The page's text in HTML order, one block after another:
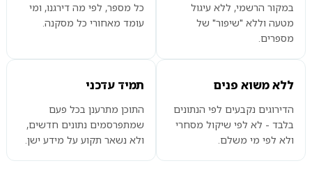
במקור הרשמי, ללא עיגול
מטעה וללא "שיפור" של
מספרים.
כל מספר, לפי מה דירגנו, ומי
עומד מאחורי כל מסקנה.
ללא משוא פנים
הדירוגים נקבעים לפי הנתונים
בלבד - לא לפי שיקול מסחרי
ולא לפי מי משלם.
תמיד עדכני
התוכן מתרענן בכל פעם
שמתפרסמים נתונים חדשים,
ולא נשאר תקוע על מידע ישן.